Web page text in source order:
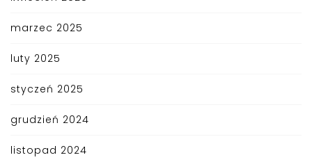
marzec 2025
luty 2025
styczeń 2025
grudzień 2024
listopad 2024